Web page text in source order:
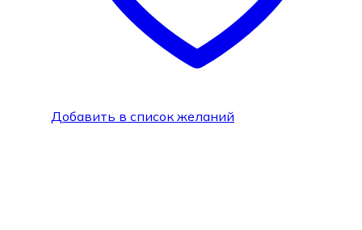
Добавить в список желаний